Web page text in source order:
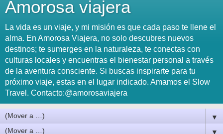
Amorosa viajera
La vida es un viaje, y mi misión es que cada paso te llene el
alma. En Amorosa Viajera, no solo descubres nuevos
destinos; te sumerges en la naturaleza, te conectas con
culturas locales y encuentras el bienestar personal a través
de la aventura consciente. Si buscas inspirarte para tu
próximo viaje, estas en el lugar indicado. Amamos el Slow
Travel. Contacto:@amorosaviajera
▼
▼